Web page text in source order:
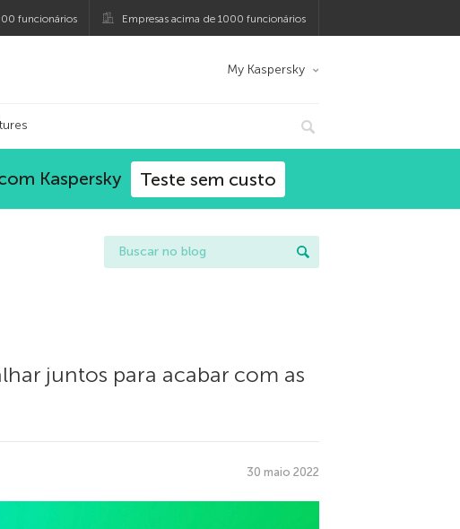
funcionários Empresas acima de 1000 funcionários
My Kaspersky
Kaspersky Teste sem custo
juntos para acabar com as
30 maio 2022